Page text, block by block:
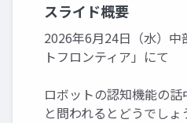
スライド概要
2026年6月24日（水）中
トフロンティア」にて
ロボットの認知機能の
と問われるとどうでしょ